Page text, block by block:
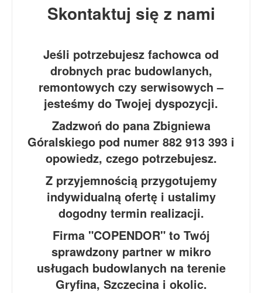
Skontaktuj się z nami
Jeśli potrzebujesz fachowca od
drobnych prac budowlanych,
remontowych czy serwisowych –
jesteśmy do Twojej dyspozycji.
Zadzwoń do pana Zbigniewa
Góralskiego pod numer 882 913 393 i
opowiedz, czego potrzebujesz.
Z przyjemnością przygotujemy
indywidualną ofertę i ustalimy
dogodny termin realizacji.
Firma "COPENDOR" to Twój
sprawdzony partner w mikro
usługach budowlanych na terenie
Gryfina, Szczecina i okolic.